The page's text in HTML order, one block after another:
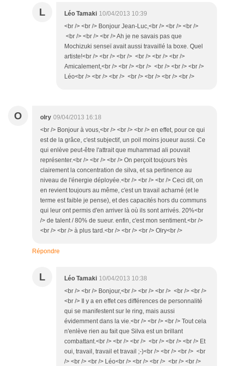
L Léo Tamaki 10/04/2013 10:39
<br /> <br /> Bonjour Jean-Luc,<br /> <br /> <br />
<br /> <br /> <br /> Ah je ne savais pas que
Mochizuki senseï avait aussi travaillé la boxe. Quel
artiste!<br /> <br /> <br /> <br /> <br /> <br />
Amicalement,<br /> <br /> <br /> <br /> <br /> <br />
Léo<br /> <br /> <br /> <br /> <br /> <br /> <br />
O olry 09/04/2013 16:18
<br /> Bonjour à vous,<br /> <br /> <br /> en effet, pour ce qui
est de la grâce, c'est subjectif, un poil moins joueur aussi. Ce
qui enlève peut-être l'attrait que muhammad ali pouvait
représenter.<br /> <br /> <br /> On perçoit toujours très
clairement la concentration de silva, et sa pertinence au
niveau de l'énergie déployée.<br /> <br /> <br /> Ceci dit, on
en revient toujours au même, c'est un travail acharné (et le
terme est faible je pense), et des capacités hors du communs
qui leur ont permis d'en arriver là où ils sont arrivés. 20%<br
/> de talent / 80% de sueur. enfin, c'est mon sentiment.<br />
<br /> <br /> à plus tard.<br /> <br /> <br /> Olry<br />
Répondre
L Léo Tamaki 10/04/2013 10:38
<br /> <br /> Bonjour,<br /> <br /> <br /> <br /> <br />
<br /> Il y a en effet ces différences de personnalité
qui se manifestent sur le ring, mais aussi
évidemment dans la vie.<br /> <br /> <br /> Tout cela
n'enlève rien au fait que Silva est un brillant
combattant.<br /> <br /> <br /> <br /> <br /> <br /> Et
oui, travail, travail et travail ;-)<br /> <br /> <br /> <br
/> <br /> <br /> Léo<br /> <br /> <br /> <br /> <br />